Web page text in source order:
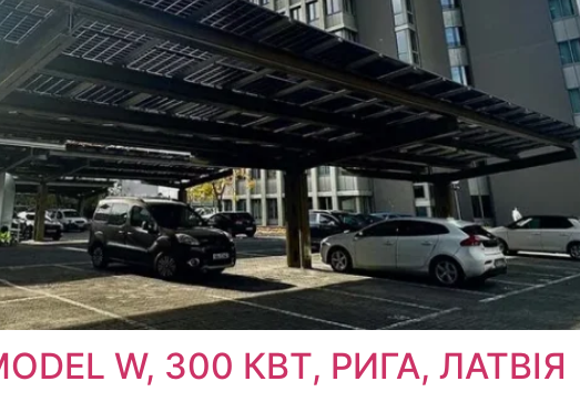
W, 300 КВТ, РИГА, ЛАТВІЯ